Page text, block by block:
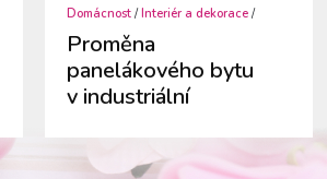
Domácnost /Interiér a dekorace /
Proměna
panelákového bytu
v industriální